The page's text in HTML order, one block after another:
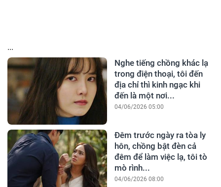
...
Nghe tiếng chồng khác lạ
trong điện thoại, tôi đến
địa chỉ thì kinh ngạc khi
đến là một nơi...
04/06/2026 05:00
Đêm trước ngày ra tòa ly
hôn, chồng bật đèn cả
đêm để làm việc lạ, tôi tò
mò rình...
04/06/2026 08:00